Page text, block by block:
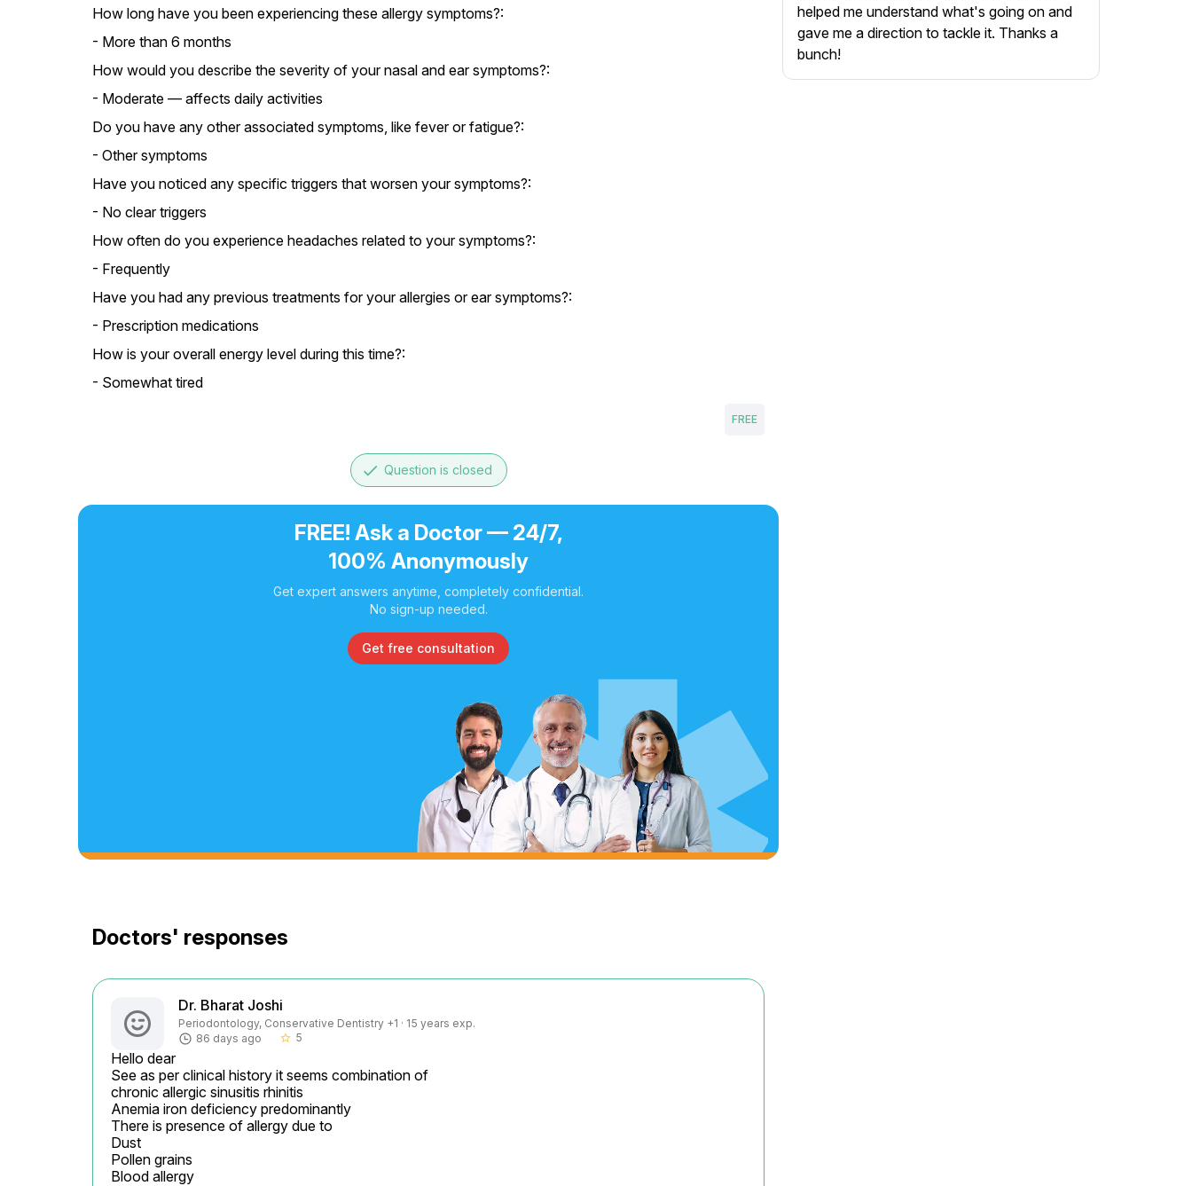
How long have you been experiencing these allergy symptoms?:
- More than 6 months
How would you describe the severity of your nasal and ear symptoms?:
- Moderate — affects daily activities
Do you have any other associated symptoms, like fever or fatigue?:
- Other symptoms
Have you noticed any specific triggers that worsen your symptoms?:
- No clear triggers
How often do you experience headaches related to your symptoms?:
- Frequently
Have you had any previous treatments for your allergies or ear symptoms?:
- Prescription medications
How is your overall energy level during this time?:
- Somewhat tired
FREE
done Question is closed
FREE! Ask a Doctor — 24/7,
100% Anonymously
Get expert answers anytime, completely confidential.
No sign-up needed.
Get free consultation
Doctors' responses
Dr. Bharat Joshi
Periodontology, Conservative Dentistry +1 · 15 years exp.
86 days ago
star_border 5
Hello dear
See as per clinical history it seems combination of
chronic allergic sinusitis rhinitis
Anemia iron deficiency predominantly
There is presence of allergy due to
Dust
Pollen grains
Blood allergy
helped me understand what's going on and
gave me a direction to tackle it. Thanks a
bunch!